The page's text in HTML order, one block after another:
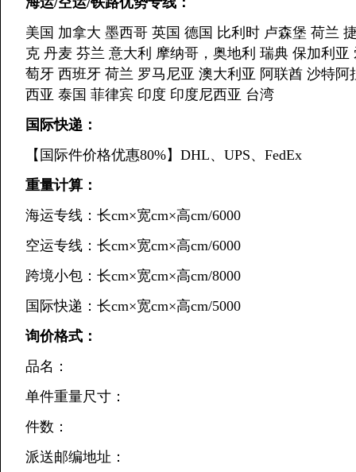
美国 加拿大 墨西哥 英国 德国 比利时 卢森堡 荷兰
克 丹麦 芬兰 意大利 摩纳哥，奥地利 瑞典 保加利
萄牙 西班牙 荷兰 罗马尼亚 澳大利亚 阿联酋 沙特
西亚 泰国 菲律宾 印度 印度尼西亚 台湾
国际快递：
【国际件价格优惠80%】DHL、UPS、FedEx
重量计算：
海运专线：长cm×宽cm×高cm/6000
空运专线：长cm×宽cm×高cm/6000
跨境小包：长cm×宽cm×高cm/8000
国际快递：长cm×宽cm×高cm/5000
询价格式：
品名：
单件重量尺寸：
件数：
派送邮编地址：